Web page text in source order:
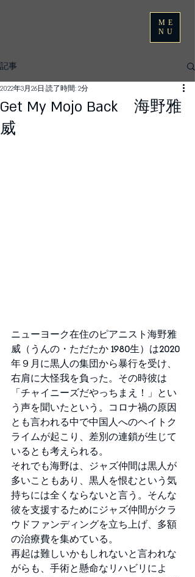
ME
NU
記事
Get My Mojo Back 海野雅
威
2022年3月26日 読了時間: 2分
ニューヨーク在住のピアニスト海野雅
威（うんの・ただたか 1980生）は2020
年９月に黒人の集団から暴行を受け、
右肩に大怪我を負った。その時彼は
「チャイニーズだやっちまえ！」とい
う声を聞いたという。コロナ禍の原因
とも言われる中で中国人へのヘイトク
ライムが起こり、差別の連鎖が生じて
いるとも考えられる。
それでも海野は、ジャズ仲間は黒人が
多いこともあり、黒人を恨むという気
持ちには全くならないと言う。そんな
彼を支援するためにジャズ仲間がクラ
ウドファンディングを立ち上げ、多額
の治療費を集めている。
再起は難しいかもしれないと言われな
がらも、手術と懸命なリハビリによ